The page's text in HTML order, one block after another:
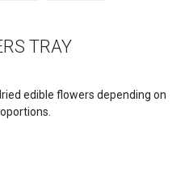
TRAY
edible flowers depending on